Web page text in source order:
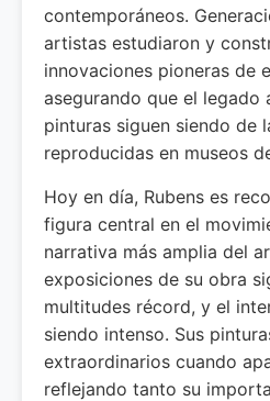
contemporáneos.
artistas estudiaron y
innovaciones pioneras de
asegurando que el legado
pinturas siguen siendo de
reproducidas en museos
Hoy en día, Rubens es
figura central en el
narrativa más amplia del
exposiciones de su obra
multitudes récord, y el
siendo intenso. Sus
extraordinarios cuando
reflejando tanto su